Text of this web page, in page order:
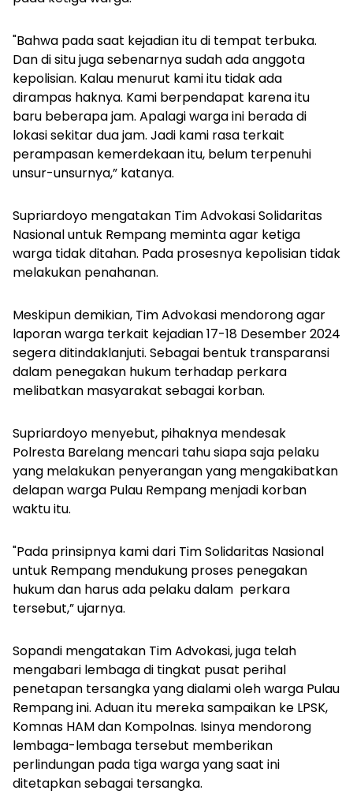
"Bahwa pada saat kejadian itu di tempat terbuka.
Dan di situ juga sebenarnya sudah ada anggota
kepolisian. Kalau menurut kami itu tidak ada
dirampas haknya. Kami berpendapat karena itu
baru beberapa jam. Apalagi warga ini berada di
lokasi sekitar dua jam. Jadi kami rasa terkait
perampasan kemerdekaan itu, belum terpenuhi
unsur-unsurnya,” katanya.
Supriardoyo mengatakan Tim Advokasi Solidaritas
Nasional untuk Rempang meminta agar ketiga
warga tidak ditahan. Pada prosesnya kepolisian tidak
melakukan penahanan.
Meskipun demikian, Tim Advokasi mendorong agar
laporan warga terkait kejadian 17-18 Desember 2024
segera ditindaklanjuti. Sebagai bentuk transparansi
dalam penegakan hukum terhadap perkara
melibatkan masyarakat sebagai korban.
Supriardoyo menyebut, pihaknya mendesak
Polresta Barelang mencari tahu siapa saja pelaku
yang melakukan penyerangan yang mengakibatkan
delapan warga Pulau Rempang menjadi korban
waktu itu.
"Pada prinsipnya kami dari Tim Solidaritas Nasional
untuk Rempang mendukung proses penegakan
hukum dan harus ada pelaku dalam perkara
tersebut,” ujarnya.
Sopandi mengatakan Tim Advokasi, juga telah
mengabari lembaga di tingkat pusat perihal
penetapan tersangka yang dialami oleh warga Pulau
Rempang ini. Aduan itu mereka sampaikan ke LPSK,
Komnas HAM dan Kompolnas. Isinya mendorong
lembaga-lembaga tersebut memberikan
perlindungan pada tiga warga yang saat ini
ditetapkan sebagai tersangka.